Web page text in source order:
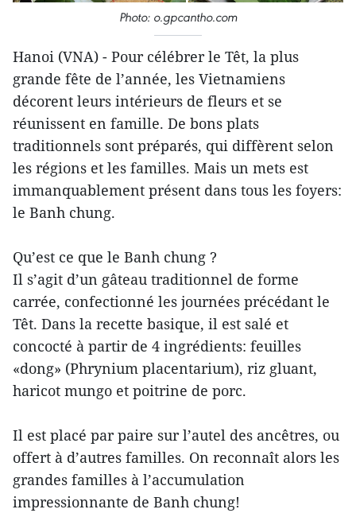
Photo: o.gpcantho.com
Hanoi (VNA) - Pour célébrer le Têt, la plus
grande fête de l’année, les Vietnamiens
décorent leurs intérieurs de fleurs et se
réunissent en famille. De bons plats
traditionnels sont préparés, qui diffèrent selon
les régions et les familles. Mais un mets est
immanquablement présent dans tous les foyers:
le Banh chung.
Qu’est ce que le Banh chung ?
Il s’agit d’un gâteau traditionnel de forme
carrée, confectionné les journées précédant le
Têt. Dans la recette basique, il est salé et
concocté à partir de 4 ingrédients: feuilles
«dong» (Phrynium placentarium), riz gluant,
haricot mungo et poitrine de porc.
Il est placé par paire sur l’autel des ancêtres, ou
offert à d’autres familles. On reconnaît alors les
grandes familles à l’accumulation
impressionnante de Banh chung!